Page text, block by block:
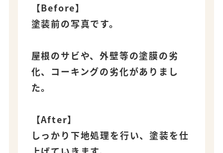
【Before】
塗装前の写真です。
屋根のサビや、外壁等の塗膜の劣
化、コーキングの劣化がありまし
た。
【After】
しっかり下地処理を行い、塗装を仕